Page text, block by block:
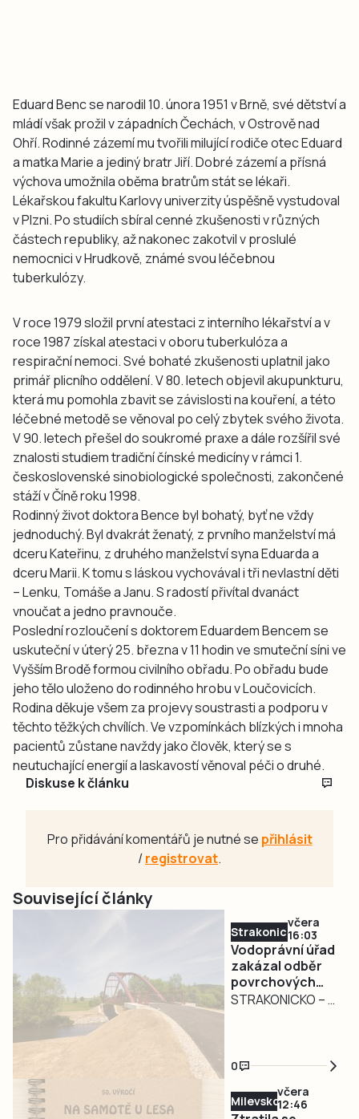
Eduard Benc se narodil 10. února 1951 v Brně, své dětství a
mládí však prožil v západních Čechách, v Ostrově nad
Ohří. Rodinné zázemí mu tvořili milující rodiče otec Eduard
a matka Marie a jediný bratr Jiří. Dobré zázemí a přísná
výchova umožnila oběma bratrům stát se lékaři.
Lékařskou fakultu Karlovy univerzity úspěšně vystudoval
v Plzni. Po studiích sbíral cenné zkušenosti v různých
částech republiky, až nakonec zakotvil v proslulé
nemocnici v Hrudkově, známé svou léčebnou
tuberkulózy.
V roce 1979 složil první atestaci z interního lékařství a v
roce 1987 získal atestaci v oboru tuberkulóza a
respirační nemoci. Své bohaté zkušenosti uplatnil jako
primář plicního oddělení. V 80. letech objevil akupunkturu,
která mu pomohla zbavit se závislosti na kouření, a této
léčebné metodě se věnoval po celý zbytek svého života.
V 90. letech přešel do soukromé praxe a dále rozšířil své
znalosti studiem tradiční čínské medicíny v rámci 1.
československé sinobiologické společnosti, zakončené
stáží v Číně roku 1998.
Rodinný život doktora Bence byl bohatý, byť ne vždy
jednoduchý. Byl dvakrát ženatý, z prvního manželství má
dceru Kateřinu, z druhého manželství syna Eduarda a
dceru Marii. K tomu s láskou vychovával i tři nevlastní děti
– Lenku, Tomáše a Janu. S radostí přivítal dvanáct
vnoučat a jedno pravnouče.
Poslední rozloučení s doktorem Eduardem Bencem se
uskuteční v úterý 25. března v 11 hodin ve smuteční síni ve
Vyšším Brodě formou civilního obřadu. Po obřadu bude
jeho tělo uloženo do rodinného hrobu v Loučovicích.
Rodina děkuje všem za projevy soustrasti a podporu v
těchto těžkých chvílích. Ve vzpomínkách blízkých i mnoha
pacientů zůstane navždy jako člověk, který se s
neutuchající energií a laskavostí věnoval péči o druhé.
Diskuse k článku
Pro přidávání komentářů je nutné se přihlásit
/registrovat.
Související články
Strakonicko
včera
16:03
Vodoprávní úřad
zakázal odběr
povrchových
vod na
STRAKONICKO – V
hydrologické
podmínky vydal
Městský úřad
Strakonice
0
Milevsko
včera
12:46